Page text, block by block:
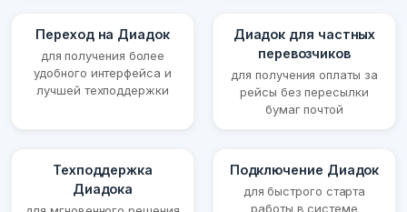
Переход на Диадок
для получения более
удобного интерфейса и
лучшей техподдержки
Диадок для частных
перевозчиков
для получения оплаты за
рейсы без пересылки
бумаг почтой
Техподдержка
Диадока
Подключение Диадок
для быстрого старта
работы в системе